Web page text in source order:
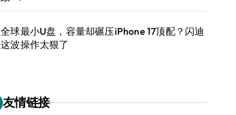
全球最小U盘，容量却碾压iPhone 17顶配？闪迪
这波操作太狠了
友情链接